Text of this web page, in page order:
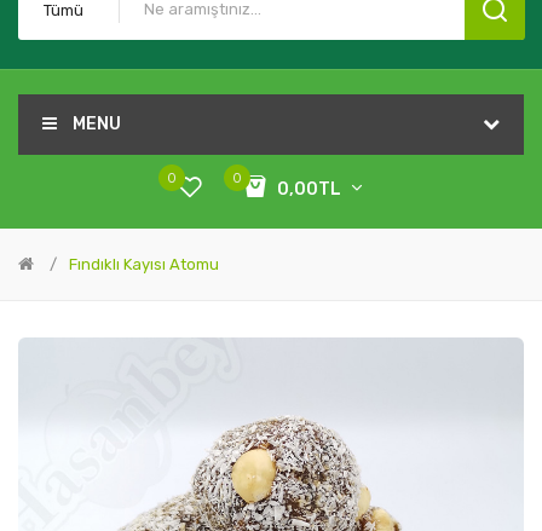
Tümü
MENU
0
0,00TL
0
Fındıklı Kayısı Atomu